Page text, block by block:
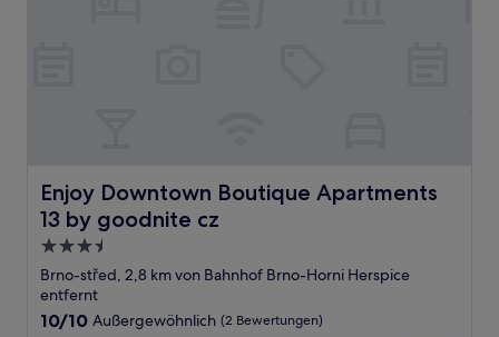
Enjoy Downtown Boutique Apartments
13 by goodnite cz
Enjoy Downtown Boutique Apartments 13 by goodnite
3.5-
Sterne-
Unterkunft
Brno-střed, 2,8 km von Bahnhof Brno-Horni Herspice
entfernt
10.0
10/10 Außergewöhnlich (2 Bewertungen)